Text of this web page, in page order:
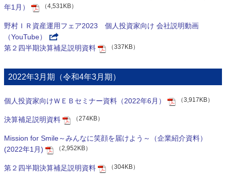
年1月）
（4,531KB）
野村ＩＲ資産運用フェア2023 個人投資家向け 会社説明動画
（YouTube）
第２四半期決算補足説明資料
（337KB）
2022年3月期（令和4年3月期）
個人投資家向けＷＥＢセミナー資料（2022年6月） （3,917KB）
決算補足説明資料 （274KB）
Mission for Smile～みんなに笑顔を届けよう～（企業紹介資料）
(2022年1月)
（2,952KB）
第２四半期決算補足説明資料 （304KB）